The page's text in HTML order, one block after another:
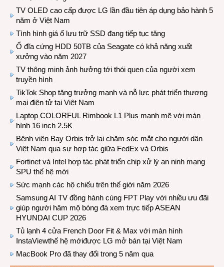
TV OLED cao cấp được LG lần đầu tiên áp dụng bảo hành 5
năm ở Việt Nam
Tình hình giá ổ lưu trữ SSD đang tiếp tục tăng
Ổ đĩa cứng HDD 50TB của Seagate có khả năng xuất
xưởng vào năm 2027
TV thông minh ảnh hưởng tới thói quen của người xem
truyền hình
TikTok Shop tăng trưởng mạnh và nỗ lực phát triển thương
mại điện tử tại Việt Nam
Laptop COLORFUL Rimbook L1 Plus mạnh mẽ với màn
hình 16 inch 2.5K
Bệnh viện Bay Orbis trở lại chăm sóc mắt cho người dân
Việt Nam qua sự hợp tác giữa FedEx và Orbis
Fortinet và Intel hợp tác phát triển chip xử lý an ninh mạng
SPU thế hệ mới
Sức mạnh các hộ chiếu trên thế giới năm 2026
Samsung AI TV đồng hành cùng FPT Play với nhiều ưu đãi
giúp người hâm mộ bóng đá xem trực tiếp ASEAN
HYUNDAI CUP 2026
Tủ lạnh 4 cửa French Door Fit & Max với màn hình
InstaViewthế hệ mớiđược LG mở bán tại Việt Nam
MacBook Pro đã thay đổi trong 5 năm qua